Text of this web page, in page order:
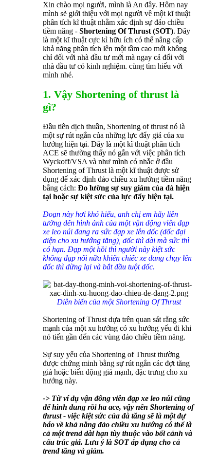
Xin chào mọi người, mình là An đây. Hôm nay
mình sẽ giới thiệu với mọi người về một kĩ thuật
phân tích kĩ thuật nhằm xác định sự đảo chiều
tiềm năng - Shortening Of Thrust (SOT). Đây
là một kĩ thuật cực kì hữu ích có thể nâng cấp
khả năng phân tích lên một tầm cao mới không
chỉ đối với nhà đầu tư mới mà ngay cả đối với
nhà đầu tư có kinh nghiệm. cùng tìm hiểu với
mình nhé.
1. Vậy Shortening of thrust là
gì?
Đầu tiên dịch thuần, Shortening of thrust nó là
một sự rút ngắn của những lực đẩy giá của xu
hướng hiện tại. Đây là một kĩ thuật phân tích
ACE sẽ thường thấy nó gắn với việc phân tích
Wyckoff/VSA và như mình có nhắc ở đầu
Shortening of Thrust là một kĩ thuật được sử
dụng để xác định đảo chiều xu hướng tiềm năng
bằng cách: Đo lường sự suy giảm của đà hiện
tại hoặc sự kiệt sức của lực đẩy hiện tại.
Đoạn này hơi khó hiểu, anh chị em hãy liên
tưởng đến hình ảnh của một vận động viên đạp
xe leo núi đang ra sức đạp xe lên dốc (dốc đại
diện cho xu hướng tăng), dốc thì dài mà sức thì
có hạn. Đạp một hồi thì người này kiệt sức
không đạp nổi nữa khiến chiếc xe đang chạy lên
dốc thì dừng lại và bắt đầu tuột dốc.
Diễn biến của một Shortening Of Thrust
Shortening of Thrust dựa trên quan sát rằng sức
mạnh của một xu hướng có xu hướng yếu đi khi
nó tiến gần đến các vùng đảo chiều tiềm năng.
Sự suy yếu của Shortening of Thrust thường
được chứng minh bằng sự rút ngắn các đợt tăng
giá hoặc biến động giá mạnh, đặc trưng cho xu
hướng này.​
-> Từ ví dụ vận đông viên đạp xe leo núi cũng
dể hình dung rồi ha ace, vậy nên Shortening of
thrust - việc kiệt sức của đà tăng sẽ là một dự
báo về khả năng đảo chiều xu hướng có thể là
cả một trend dài hạn tùy thuộc vào bối cảnh và
cấu trúc giá. Lưu ý là SOT áp dụng cho cả
trend tăng và giảm.